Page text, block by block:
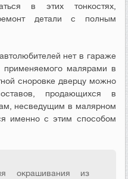
в этих тонкостях,
детали с полным
нет в гараже
применяемого малярами в
сноровке дверцу можно
продающихся в
несведущим в малярном
именно с этим способом
окрашивания из